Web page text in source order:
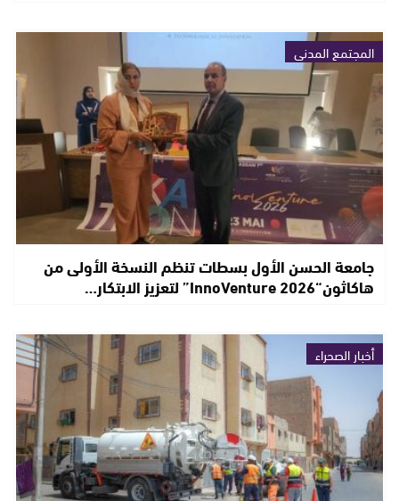
المجتمع المدني
جامعة الحسن الأول بسطات تنظم النسخة الأولى من
هاكاثون“InnoVenture 2026” لتعزيز الابتكار…
أخبار الصحراء